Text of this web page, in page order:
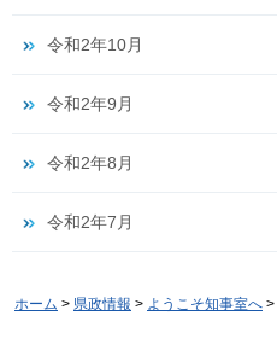
令和2年10月
令和2年9月
令和2年8月
令和2年7月
ホーム > 県政情報 > ようこそ知事室へ >